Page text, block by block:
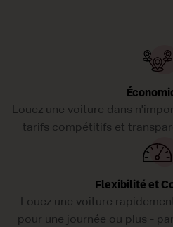
Louez une voiture dans
tarifs compétitifs et
Flexibilité et
Louez une voiture
pour une journée ou plus -